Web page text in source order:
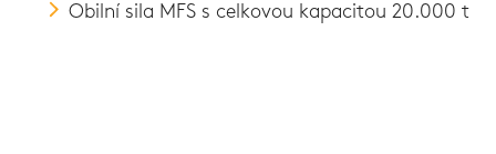
Obilní sila MFS s celkovou kapacitou 20.000 t